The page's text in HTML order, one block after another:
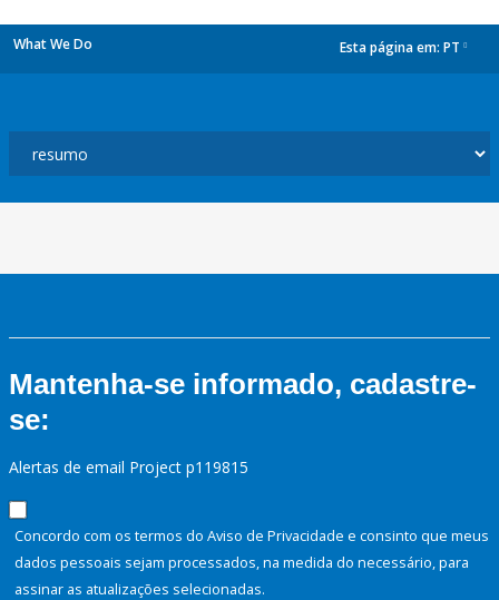
What We Do Esta página em: PT
Mantenha-se informado, cadastre-
se:
Alertas de email Project p119815
Concordo com os termos do Aviso de Privacidade e consinto que meus
dados pessoais sejam processados, na medida do necessário, para
assinar as atualizações selecionadas.